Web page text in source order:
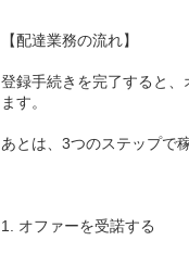
【配達業務の流れ】
登録手続きを完了すると
ます。
あとは、3つのステップで
1. オファーを受諾する